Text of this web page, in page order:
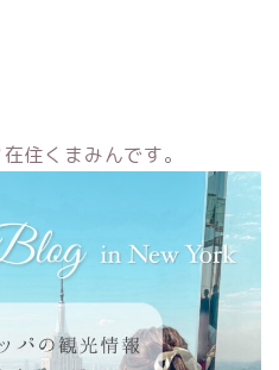
住くまみんです。